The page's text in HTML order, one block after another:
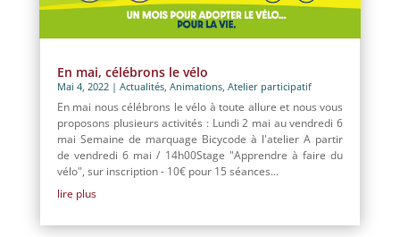
En mai, célébrons le vélo
Mai 4, 2022| Actualités, Animations, Atelier participatif
En mai nous célébrons le vélo à toute allure et nous vous
proposons plusieurs activités : Lundi 2 mai au vendredi 6
mai Semaine de marquage Bicycode à l'atelier A partir
de vendredi 6 mai / 14h00Stage "Apprendre à faire du
vélo", sur inscription - 10€ pour 15 séances...
lire plus